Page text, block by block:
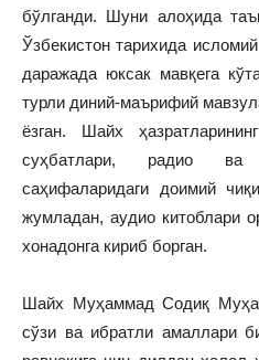
бўлганди. Шуни алоҳида
Ўзбекистон тарихида
даражада юксак мавқега
турли диний-маърифий
ёзган. Шайх
суҳбатлари, радио ва
саҳифаларидаги доимий
жумладан, аудио китоблари
хонадонга кириб борган.
Шайх Муҳаммад Содиқ
сўзи ва ибратли амаллари